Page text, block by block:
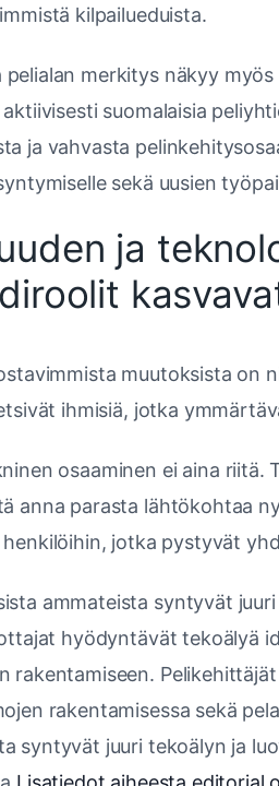
kilpailueduista.
pelialan merkitys näkyy
suomalaisia
ja vahvasta
sekä uusien
ja
muutoksista on
ihmisiä, jotka
osaaminen ei aina riitä.
anna parasta lähtökohtaa
jotka pystyvät
ammateista syntyvät
hyödyntävät tekoälyä
rakentamiseen.
rakentamisessa sekä
syntyvät juuri tekoälyn ja